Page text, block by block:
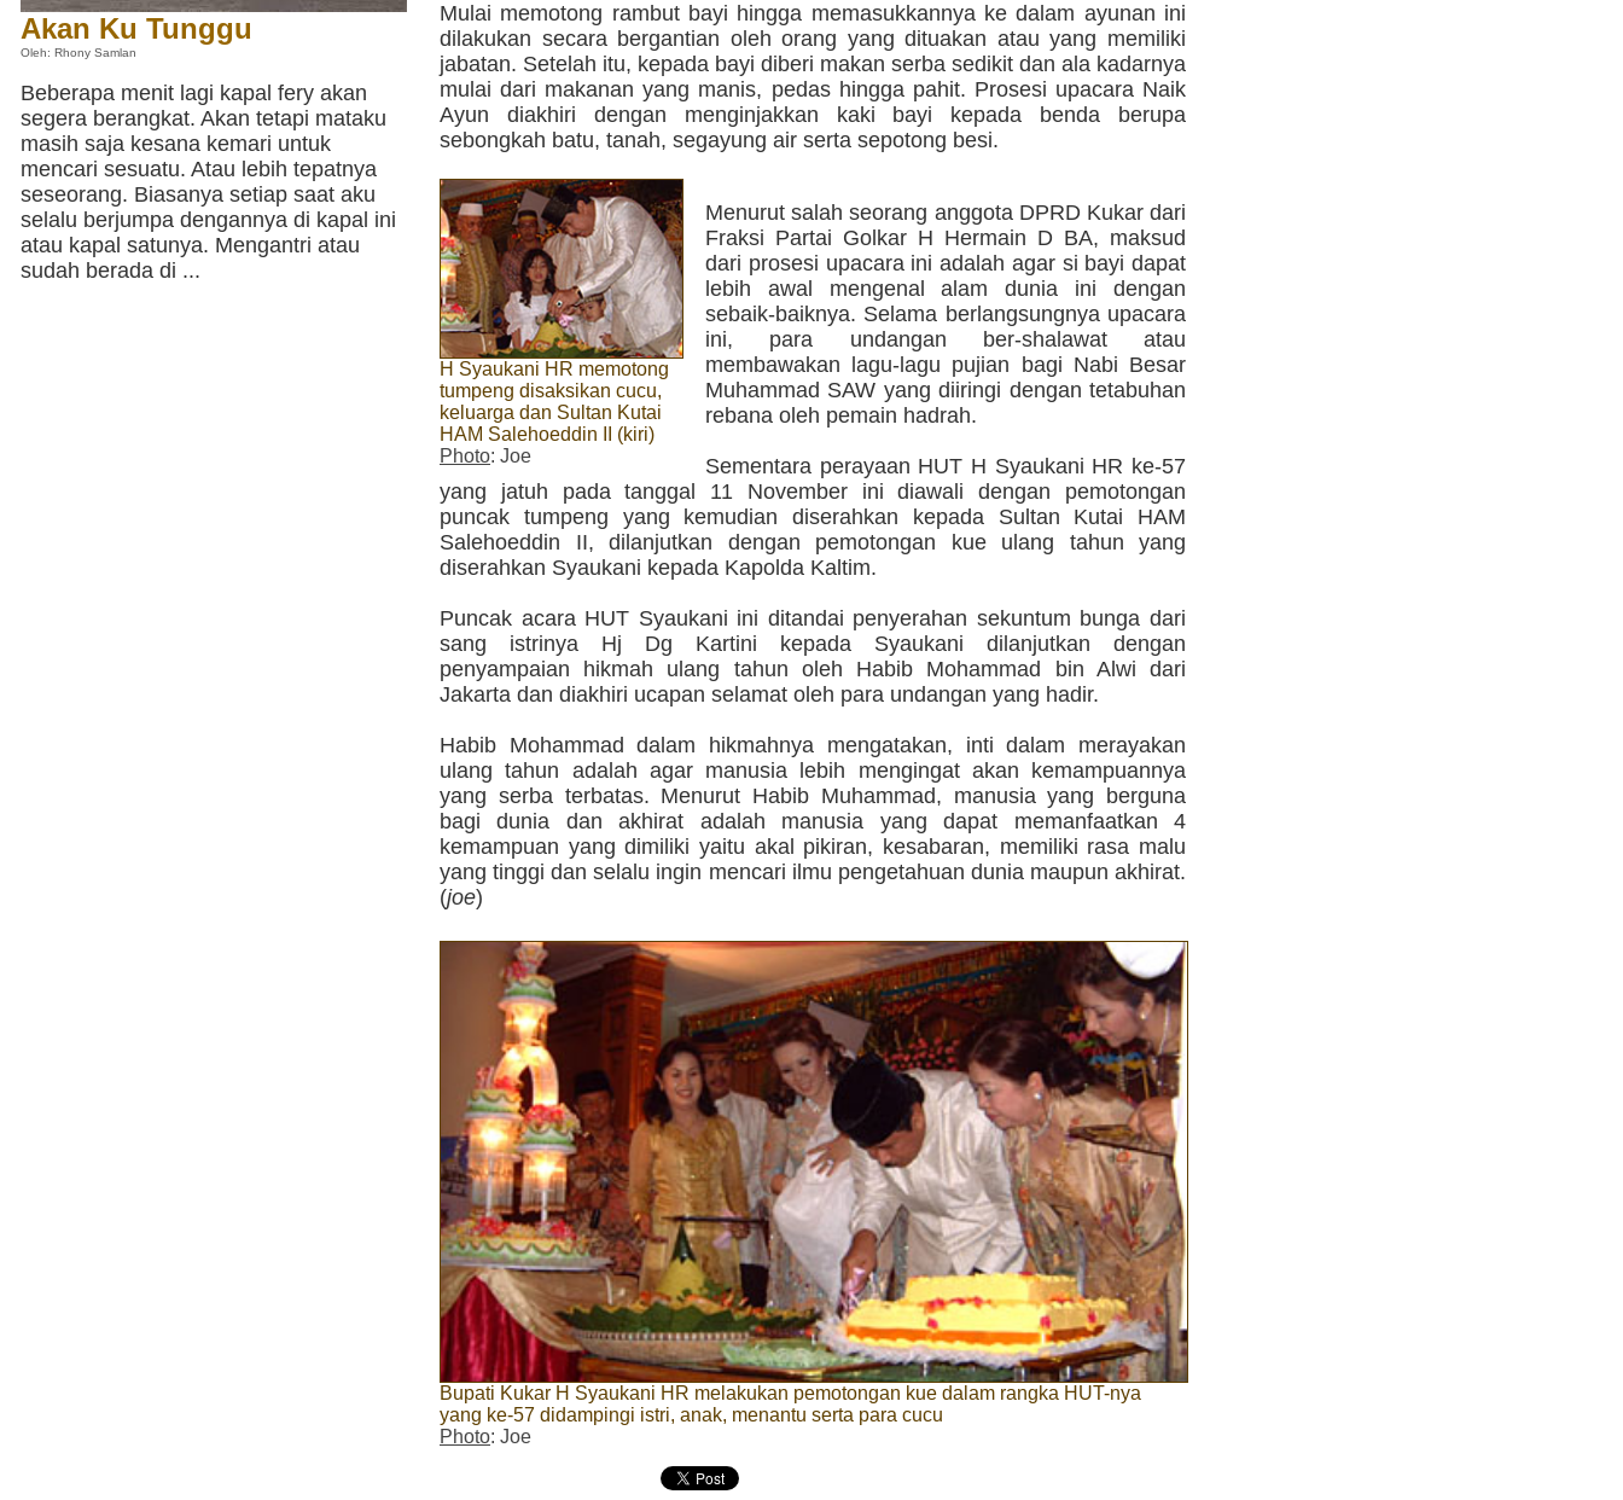
Akan Ku Tunggu
Oleh: Rhony Samlan
Beberapa menit lagi kapal fery akan
segera berangkat. Akan tetapi mataku
masih saja kesana kemari untuk
mencari sesuatu. Atau lebih tepatnya
seseorang. Biasanya setiap saat aku
selalu berjumpa dengannya di kapal ini
atau kapal satunya. Mengantri atau
sudah berada di ...
Mulai memotong rambut bayi hingga memasukkannya ke dalam ayunan ini
dilakukan secara bergantian oleh orang yang dituakan atau yang memiliki
jabatan. Setelah itu, kepada bayi diberi makan serba sedikit dan ala kadarnya
mulai dari makanan yang manis, pedas hingga pahit. Prosesi upacara Naik
Ayun diakhiri dengan menginjakkan kaki bayi kepada benda berupa
sebongkah batu, tanah, segayung air serta sepotong besi.
H Syaukani HR memotong
tumpeng disaksikan cucu,
keluarga dan Sultan Kutai
HAM Salehoeddin II (kiri)
Photo: Joe
Menurut salah seorang anggota DPRD Kukar dari
Fraksi Partai Golkar H Hermain D BA, maksud
dari prosesi upacara ini adalah agar si bayi dapat
lebih awal mengenal alam dunia ini dengan
sebaik-baiknya. Selama berlangsungnya upacara
ini, para undangan ber-shalawat atau
membawakan lagu-lagu pujian bagi Nabi Besar
Muhammad SAW yang diiringi dengan tetabuhan
rebana oleh pemain hadrah.
Sementara perayaan HUT H Syaukani HR ke-57
yang jatuh pada tanggal 11 November ini diawali dengan pemotongan
puncak tumpeng yang kemudian diserahkan kepada Sultan Kutai HAM
Salehoeddin II, dilanjutkan dengan pemotongan kue ulang tahun yang
diserahkan Syaukani kepada Kapolda Kaltim.
Puncak acara HUT Syaukani ini ditandai penyerahan sekuntum bunga dari
sang istrinya Hj Dg Kartini kepada Syaukani dilanjutkan dengan
penyampaian hikmah ulang tahun oleh Habib Mohammad bin Alwi dari
Jakarta dan diakhiri ucapan selamat oleh para undangan yang hadir.
Habib Mohammad dalam hikmahnya mengatakan, inti dalam merayakan
ulang tahun adalah agar manusia lebih mengingat akan kemampuannya
yang serba terbatas. Menurut Habib Muhammad, manusia yang berguna
bagi dunia dan akhirat adalah manusia yang dapat memanfaatkan 4
kemampuan yang dimiliki yaitu akal pikiran, kesabaran, memiliki rasa malu
yang tinggi dan selalu ingin mencari ilmu pengetahuan dunia maupun akhirat.
(joe)
Bupati Kukar H Syaukani HR melakukan pemotongan kue dalam rangka HUT-nya
yang ke-57 didampingi istri, anak, menantu serta para cucu
Photo: Joe